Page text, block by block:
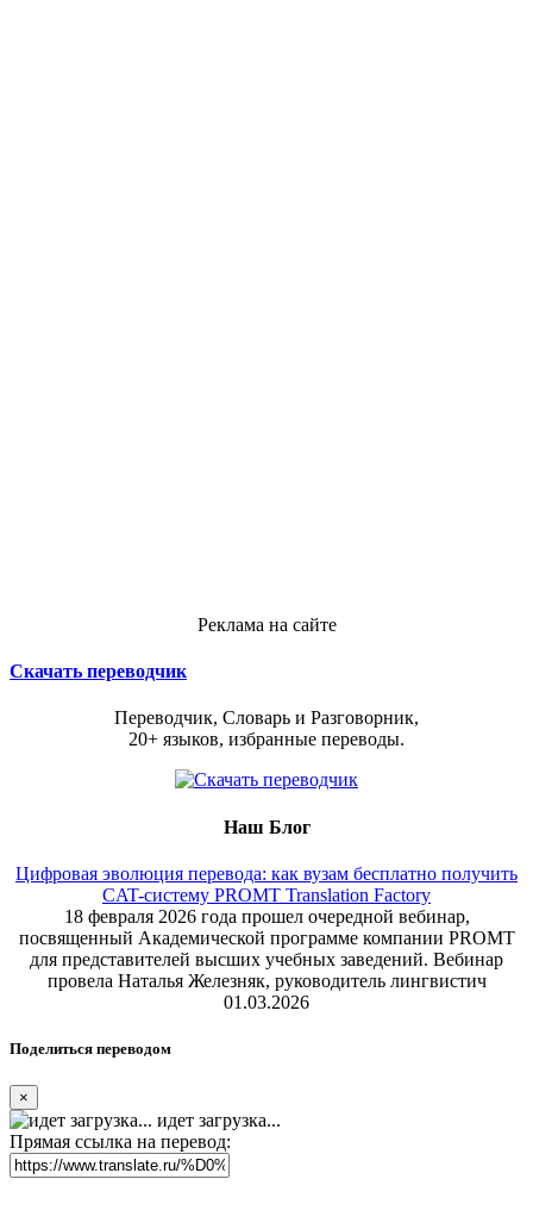
Реклама на сайте
Скачать переводчик
Переводчик, Словарь и Разговорник,
20+ языков, избранные переводы.
Наш Блог
Цифровая эволюция перевода: как вузам бесплатно получить
CAT-систему PROMT Translation Factory
18 февраля 2026 года прошел очередной вебинар,
посвященный Академической программе компании PROMT
для представителей высших учебных заведений. Вебинар
провела Наталья Железняк, руководитель лингвистич
01.03.2026
Поделиться переводом
×
идет загрузка...
Прямая ссылка на перевод: